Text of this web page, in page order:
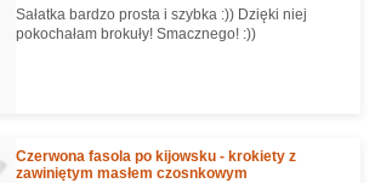
Sałatka bardzo prosta i szybka :)) Dzięki niej
pokochałam brokuły! Smacznego! :))
Czerwona fasola po kijowsku - krokiety z
zawiniętym masłem czosnkowym